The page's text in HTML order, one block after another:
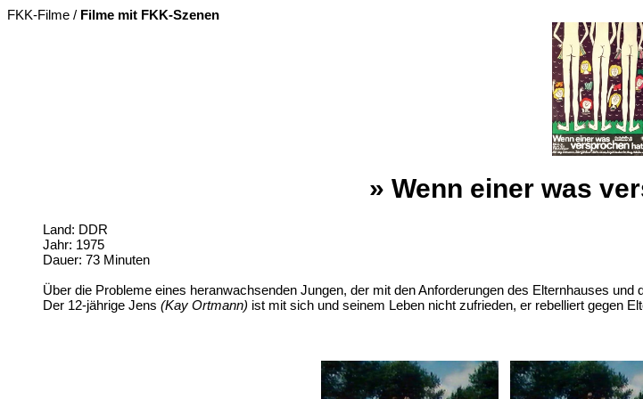
FKK-Filme / Filme mit FKK-Szenen
» Wenn einer was
Land: DDR
Jahr: 1975
Dauer: 73 Minuten
Über die Probleme eines heranwachsenden Jungen, der mit den Anforderungen des Elternhauses und
Der 12-jährige Jens (Kay Ortmann) ist mit sich und seinem Leben nicht zufrieden, er rebelliert gegen